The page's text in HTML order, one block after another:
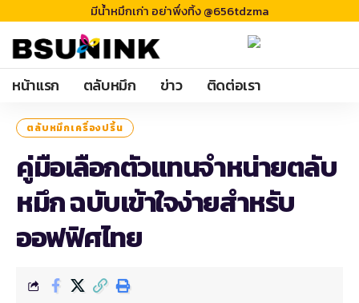
มีน้ำหมึกเก่า อย่าพึ่งทิ้ง @656tdzma
หน้าแรก ตลับหมึก ข่าว ติดต่อเรา
ตลับหมึกเครื่องปริ้น
คู่มือเลือกตัวแทนจำหน่ายตลับ
หมึก ฉบับเข้าใจง่ายสำหรับ
ออฟฟิศไทย